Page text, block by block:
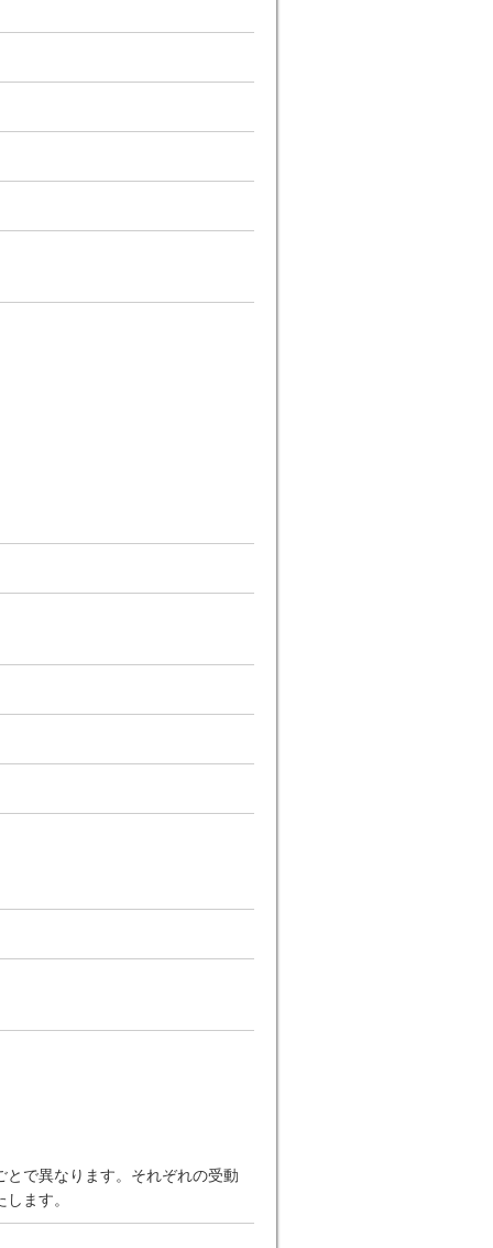
で異なります。それぞれの受動
ます。